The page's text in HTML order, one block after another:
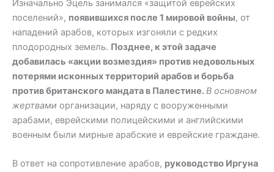
Изначально Эцель занимался «защитой еврейских
поселений», появившихся после 1 мировой войны, от
нападений арабов, которых изгоняли с редких
плодородных земель. Позднее, к этой задаче
добавилась «акции возмездия» против недовольных
потерями исконных территорий арабов и борьба
против британского мандата в Палестине.В основном
жертвами организации, наряду с вооруженными
арабами, еврейскими полицейскими и английскими
военным были мирные арабские и еврейские граждане.
В ответ на сопротивление арабов, руководство Иргуна